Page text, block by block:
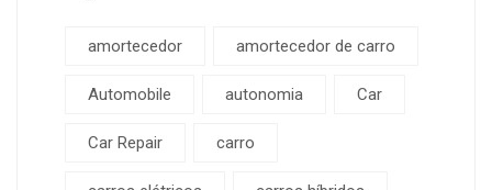
amortecedor amortecedor de carro
Automobile autonomia Car
Car Repair carro